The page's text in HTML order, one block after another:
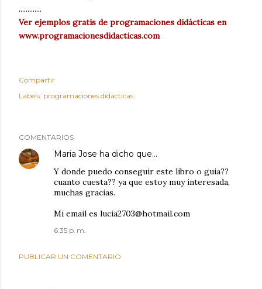
.............
Ver ejemplos gratis de programaciones didácticas en
www.programacionesdidacticas.com
Compartir
Labels: programaciones didácticas
COMENTARIOS
Maria Jose ha dicho que…
Y donde puedo conseguir este libro o guia??
cuanto cuesta?? ya que estoy muy interesada,
muchas gracias.
Mi email es lucia2703@hotmail.com
6:35 p. m.
PUBLICAR UN COMENTARIO